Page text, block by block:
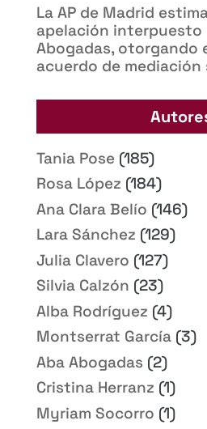
La AP de Madrid
apelación interpuesto
Abogadas, otorgando
acuerdo de
Tania Pose(185)
Rosa López (184)
Ana Clara Belío (146)
Lara Sánchez (129)
Julia Clavero (127)
Silvia Calzón (23)
Alba Rodríguez (4)
Montserrat García(3)
Aba Abogadas (2)
Cristina Herranz (1)
Myriam Socorro (1)